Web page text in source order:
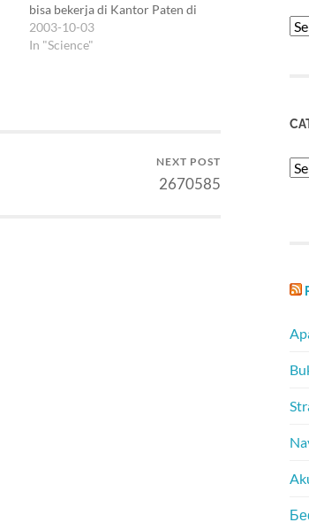
bisa bekerja di Kantor Paten di
Bern, dan entah kenapa bisa
menamatkan PhD di Zurich.
2003-10-03
In "Science"
NEXT POST
2670585